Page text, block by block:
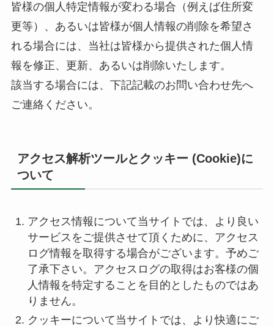
皆様の個人特定情報が変わる場合（例えば住所変
更等）、あるいは皆様が個人情報の削除を希望さ
れる場合には、当社は皆様から提供された個人情
報を修正、更新、あるいは削除いたします。
該当する場合には、下記記載のお問い合わせ先へ
ご連絡ください。
アクセス解析ツールとクッキー (Cookie)に
ついて
アクセス情報について当サイトでは、より良い
サービスをご提供させて頂くために、アクセス
ログ情報を取得する場合がございます。予めご
了承下さい。アクセスログの取得はお客様の個
人情報を特定することを目的としたものではあ
りません。
クッキーについて当サイトでは、より快適にご